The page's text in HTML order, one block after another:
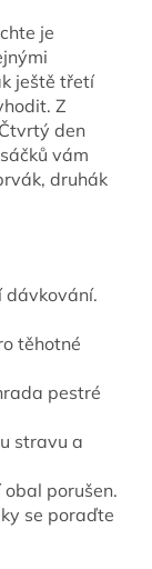
je
ještě třetí
Z
den
vám
druhák
dávkování.
těhotné
pestré
stravu a
porušen.
se poraďte